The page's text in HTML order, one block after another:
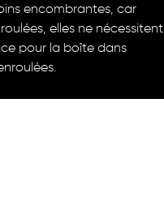
encombrantes, car
elles ne nécessitent
pour la boîte dans